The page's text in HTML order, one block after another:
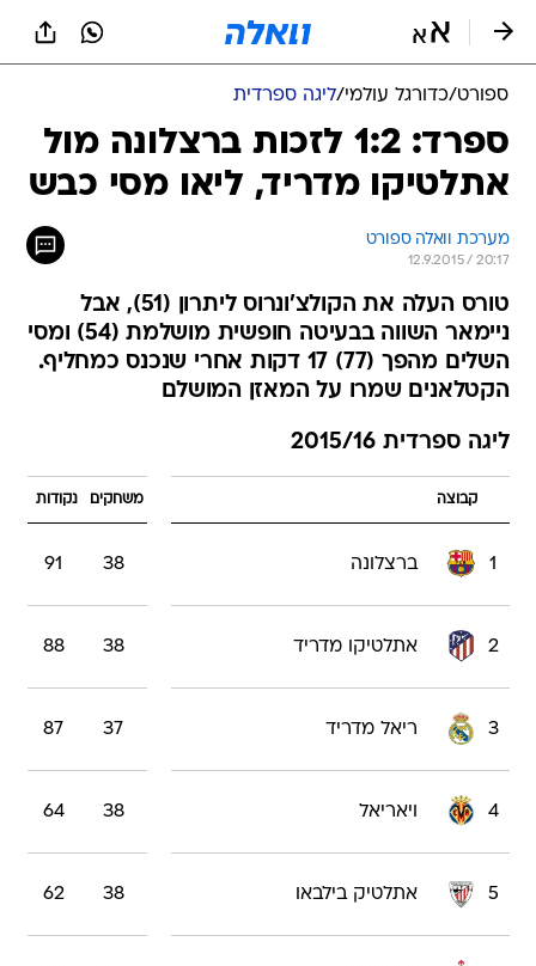
ספורט/כדורגל עולמי/ליגה ספרדית
ספרד: 1:2 לזכות ברצלונה מול
אתלטיקו מדריד, ליאו מסי כבש
מערכת וואלה ספורט
12.9.2015 / 20:17
טורס העלה את הקולצ'ונרוס ליתרון (51), אבל
ניימאר השווה בבעיטה חופשית מושלמת (54) ומסי
השלים מהפך (77) 17 דקות אחרי שנכנס כמחליף.
הקטלאנים שמרו על המאזן המושלם
ליגה ספרדית 2015/16
קבוצה משחקים נקודות
1 ברצלונה 38
91
2 אתלטיקו מדריד 38
88
3 ריאל מדריד 37
87
4 ויאריאל 38
64
5 אתלטיק בילבאו 38
62